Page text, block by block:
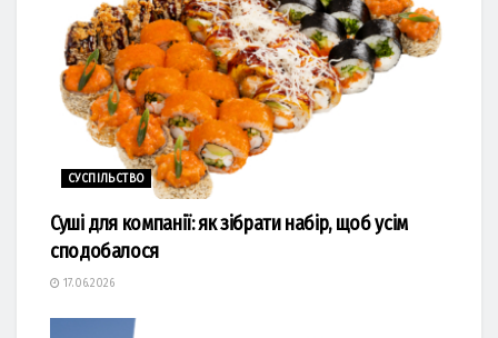
СУСПІЛЬСТВО
Суші для компанії: як зібрати набір, щоб усім
сподобалося
17.06.2026